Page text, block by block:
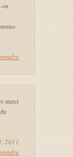
on
merci
2011